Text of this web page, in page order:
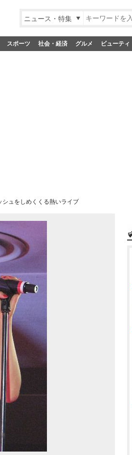
ニュース・特集
スポーツ 社会・経済 グルメ ビューティ
シュをしめくくる熱いライブ